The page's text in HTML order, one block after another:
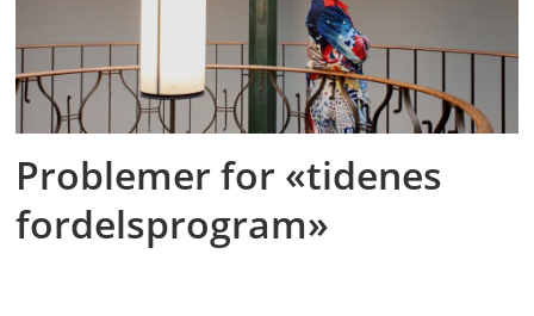
Problemer for «tidenes
fordelsprogram»